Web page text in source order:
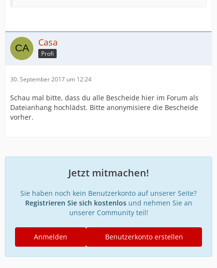
Casa
Profi
30. September 2017 um 12:24
Schau mal bitte, dass du alle Bescheide hier im Forum als
Dateianhang hochlädst. Bitte anonymisiere die Bescheide
vorher.
Jetzt mitmachen!
Sie haben noch kein Benutzerkonto auf unserer Seite?
Registrieren Sie sich kostenlosund nehmen Sie an
unserer Community teil!
Benutzerkonto erstellen
Anmelden